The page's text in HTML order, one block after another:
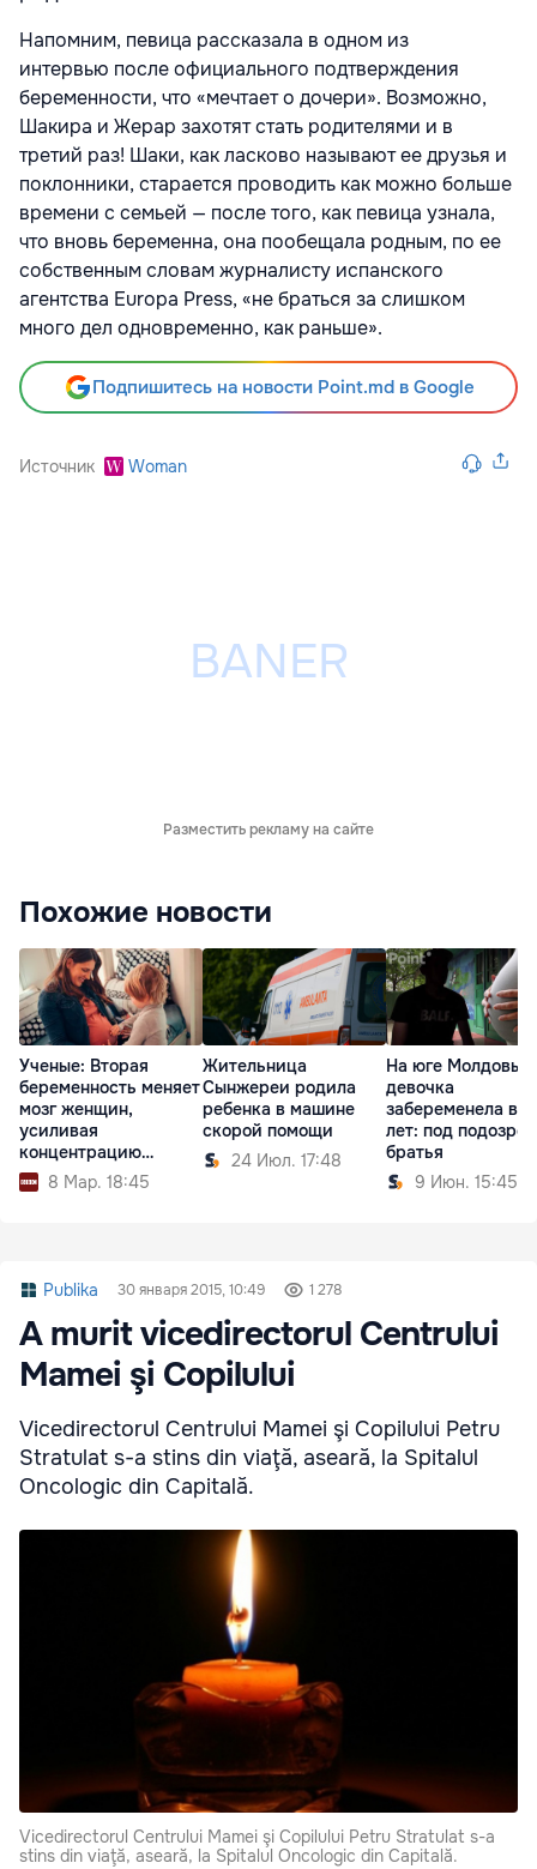
Напомним, певица рассказала в одном из
интервью после официального подтверждения
беременности, что «мечтает о дочери». Возможно,
Шакира и Жерар захотят стать родителями и в
третий раз! Шаки, как ласково называют ее друзья и
поклонники, старается проводить как можно больше
времени с семьей — после того, как певица узнала,
что вновь беременна, она пообещала родным, по ее
собственным словам журналисту испанского
агентства Europa Press, «не браться за слишком
много дел одновременно, как раньше».
Подпишитесь на новости Point.md в Google
Источник Woman
Разместить рекламу на сайте
Похожие новости
Ученые: Вторая
беременность меняет
мозг женщин,
усиливая
концентрацию
внимания
8 Мар. 18:45
Жительница
Сынжереи родила
ребенка в машине
скорой помощи
24 Июл. 17:48
На юге Молдовы
девочка
забеременела в 12
лет: под
братья
9 Июн. 15:45
Publika 30 января 2015, 10:49 1 278
A murit vicedirectorul Centrului
Mamei şi Copilului
Vicedirectorul Centrului Mamei şi Copilului Petru
Stratulat s-a stins din viaţă, aseară, la Spitalul
Oncologic din Capitală.
Vicedirectorul Centrului Mamei şi Copilului Petru Stratulat s-a
stins din viaţă, aseară, la Spitalul Oncologic din Capitală.